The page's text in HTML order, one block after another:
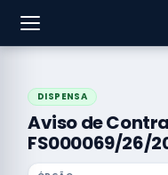
DISPENSA
Aviso de
FS000069/26/